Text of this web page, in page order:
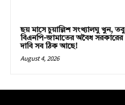
ছয় মাসে চুয়াল্লিশ সংখ্যালঘু খুন, তবু
বিএনপি-জামাতের অবৈধ সরকারের
দাবি সব ঠিক আছে!
August 4, 2026